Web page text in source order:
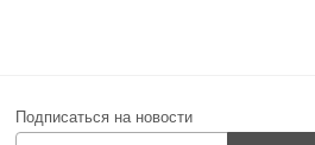
Подписаться на новости